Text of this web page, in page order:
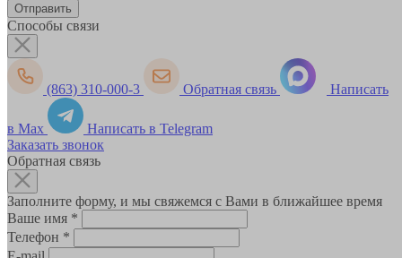
Способы связи
(863) 310-000-3 Обратная связь Написать
в Max
Написать в Telegram
Заказать звонок
Обратная связь
Заполните форму, и мы свяжемся с Вами в ближайшее время
Ваше имя *
Телефон *